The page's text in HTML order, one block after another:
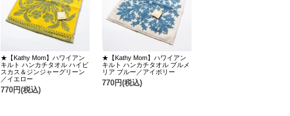
★【Kathy Mom】ハワイアン
キルト ハンカチタオル ハイビ
スカス＆ジンジャーグリーン
／イエロー
770円(税込)
★【Kathy Mom】ハワイアン
キルト ハンカチタオル プルメ
リア ブルー／アイボリー
770円(税込)